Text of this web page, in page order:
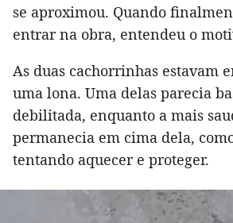
se aproximou. Quando
entrar na obra, entendeu o
As duas cachorrinhas estavam
uma lona. Uma delas parecia
debilitada, enquanto a mais
permanecia em cima dela,
tentando aquecer e proteger.